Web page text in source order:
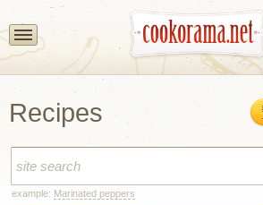
Recipes
example: Marinated peppers